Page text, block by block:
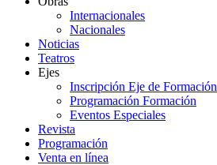
Internacionales
Nacionales
Noticias
Teatros
Ejes
Inscripción Eje de Formación
Programación Formación
Eventos Especiales
Revista
Programación
Venta en línea